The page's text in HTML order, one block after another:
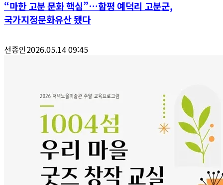
“마한 고분 문화 핵심”…함평 예덕리 고분군,
국가지정문화유산 됐다
선종인2026.05.14 09:45